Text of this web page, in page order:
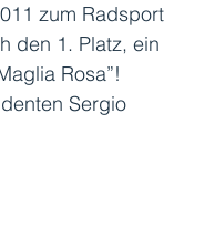
zum Radsport
den 1. Platz, ein
Rosa”!
Sergio